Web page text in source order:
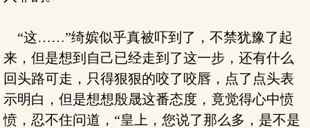
“这……”绮嫔似乎真被吓到了，不禁犹豫了起
来，但是想到自己已经走到了这一步，还有什么
回头路可走，只得狠狠的咬了咬唇，点了点头表
示明白，但是想想殷晟这番态度，竟觉得心中愤
愤，忍不住问道，“皇上，您说了那么多，是不是